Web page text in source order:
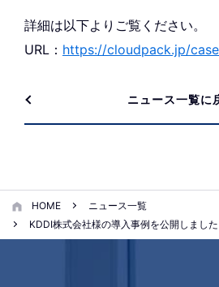
詳細は以下よりご覧ください。
URL： https://cloudpack.jp/
ニュース一覧に
HOME
ニュース一覧
KDDI株式会社様の導入事例を公開しました